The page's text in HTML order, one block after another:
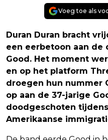
Voeg toe als
Duran Duran bracht
een eerbetoon aan de
Good. Het moment
en op het platform
droegen hun nummer
op aan de 37-jarige
doodgeschoten
Amerikaanse